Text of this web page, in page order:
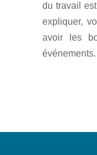
du travail
expliquer,
avoir les
événements.